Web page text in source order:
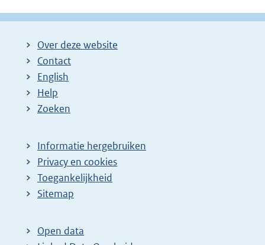
Over deze website
Contact
English
Help
Zoeken
Informatie hergebruiken
Privacy en cookies
Toegankelijkheid
Sitemap
Open data